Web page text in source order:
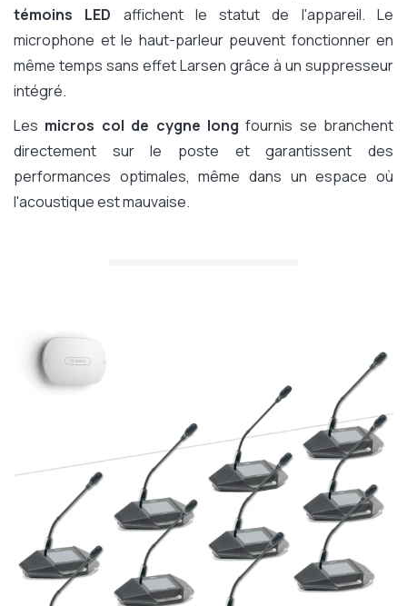
témoins LED affichent le statut de l'appareil. Le
microphone et le haut-parleur peuvent fonctionner en
même temps sans effet Larsen grâce à un suppresseur
intégré.
Les micros col de cygne long fournis se branchent
directement sur le poste et garantissent des
performances optimales, même dans un espace où
l'acoustique est mauvaise.